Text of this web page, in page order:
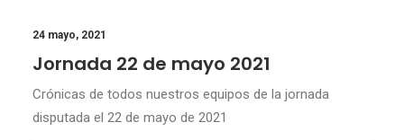
24 mayo, 2021
Jornada 22 de mayo 2021
Crónicas de todos nuestros equipos de la jornada
disputada el 22 de mayo de 2021